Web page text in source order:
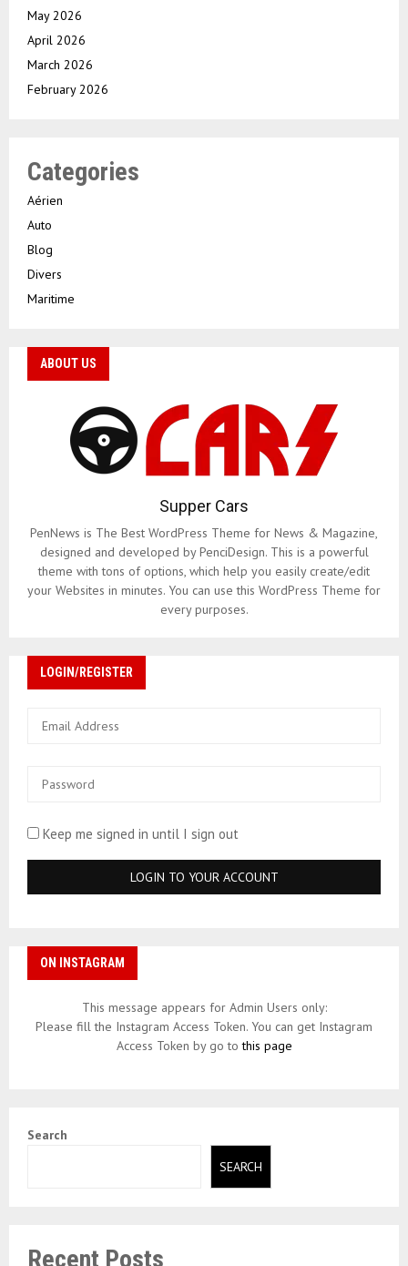
May 2026
April 2026
March 2026
February 2026
Categories
Aérien
Auto
Blog
Divers
Maritime
ABOUT US
Supper Cars
PenNews is The Best WordPress Theme for News & Magazine,
designed and developed by PenciDesign. This is a powerful
theme with tons of options, which help you easily create/edit
your Websites in minutes. You can use this WordPress Theme for
every purposes.
LOGIN/REGISTER
Keep me signed in until I sign out
ON INSTAGRAM
This message appears for Admin Users only:
Please fill the Instagram Access Token. You can get Instagram
Access Token by go tothis page
Search
SEARCH
Recent Posts